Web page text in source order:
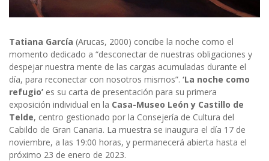
Tatiana García (Arucas, 2000) concibe la noche como el
momento dedicado a “desconectar de nuestras obligaciones y
despejar nuestra mente de las cargas acumuladas durante el
día, para reconectar con nosotros mismos”. ‘La noche como
refugio’ es su carta de presentación para su primera
exposición individual en la Casa-Museo León y Castillo de
Telde, centro gestionado por la Consejería de Cultura del
Cabildo de Gran Canaria. La muestra se inaugura el día 17 de
noviembre, a las 19:00 horas, y permanecerá abierta hasta el
próximo 23 de enero de 2023.